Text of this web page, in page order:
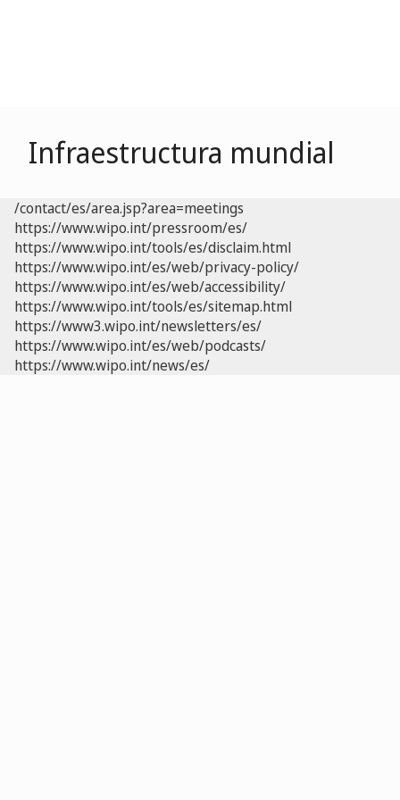
Infraestructura mundial
/contact/es/area.jsp?area=meetings
https://www.wipo.int/pressroom/es/
https://www.wipo.int/tools/es/disclaim.html
https://www.wipo.int/es/web/privacy-policy/
https://www.wipo.int/es/web/accessibility/
https://www.wipo.int/tools/es/sitemap.html
https://www3.wipo.int/newsletters/es/
https://www.wipo.int/es/web/podcasts/
https://www.wipo.int/news/es/